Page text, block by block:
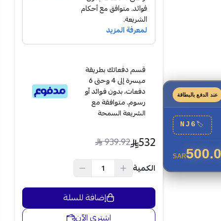
عند الدفع بالبطاقة
🏷
NJ6
SAR
قسم دفعاتك بطريقة
ميسرة إلى 4 وحتى 6
دفعات، بدون فوائد أو
رسوم. متوافقة مع
الشريعة السمحة
532
939.92
الكمية
إضافة للسلة
اشتري الآن